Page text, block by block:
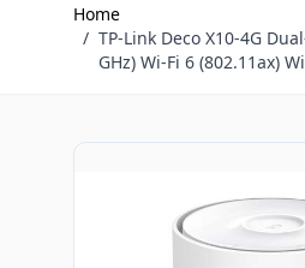
Home
/ TP-Link Deco X10-4G
GHz) Wi-Fi 6 (802.11ax)